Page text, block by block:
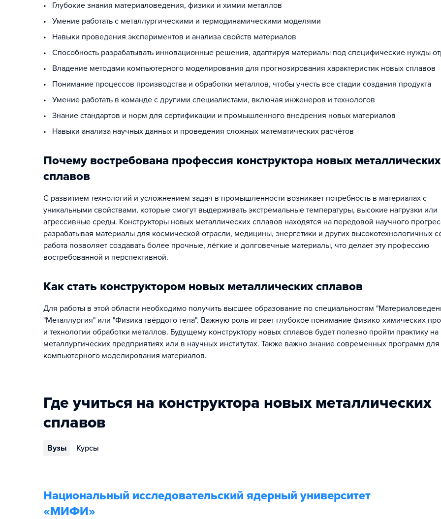
• Глубокие знания материаловедения, физики и химии металлов
• Умение работать с металлургическими и термодинамическими моделями
• Навыки проведения экспериментов и анализа свойств материалов
• Способность разрабатывать инновационные решения, адаптируя материалы под специфические нужды
• Владение методами компьютерного моделирования для прогнозирования характеристик новых сплавов
• Понимание процессов производства и обработки металлов, чтобы учесть все стадии создания продукта
• Умение работать в команде с другими специалистами, включая инженеров и технологов
• Знание стандартов и норм для сертификации и промышленного внедрения новых материалов
• Навыки анализа научных данных и проведения сложных математических расчётов
Почему востребована профессия конструктора новых металлических
сплавов
С развитием технологий и усложнением задач в промышленности возникает потребность в материалах с
уникальными свойствами, которые смогут выдерживать экстремальные температуры, высокие нагрузки или
агрессивные среды. Конструкторы новых металлических сплавов находятся на передовой научного
разрабатывая материалы для космической отрасли, медицины, энергетики и других высокотехнологичных
работа позволяет создавать более прочные, лёгкие и долговечные материалы, что делает эту профессию
востребованной и перспективной.
Как стать конструктором новых металлических сплавов
Для работы в этой области необходимо получить высшее образование по специальностям
"Металлургия" или "Физика твёрдого тела". Важную роль играет глубокое понимание физико-химических
и технологии обработки металлов. Будущему конструктору новых сплавов будет полезно пройти практику на
металлургических предприятиях или в научных институтах. Также важно знание современных программ для
компьютерного моделирования материалов.
Где учиться на конструктора новых металлических
сплавов
Вузы Курсы
Национальный исследовательский ядерный университет
«МИФИ»